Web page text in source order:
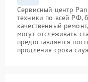
Сервисный центр
техники по всей РФ,
качественный
могут отслеживать
предоставляется
продления срока